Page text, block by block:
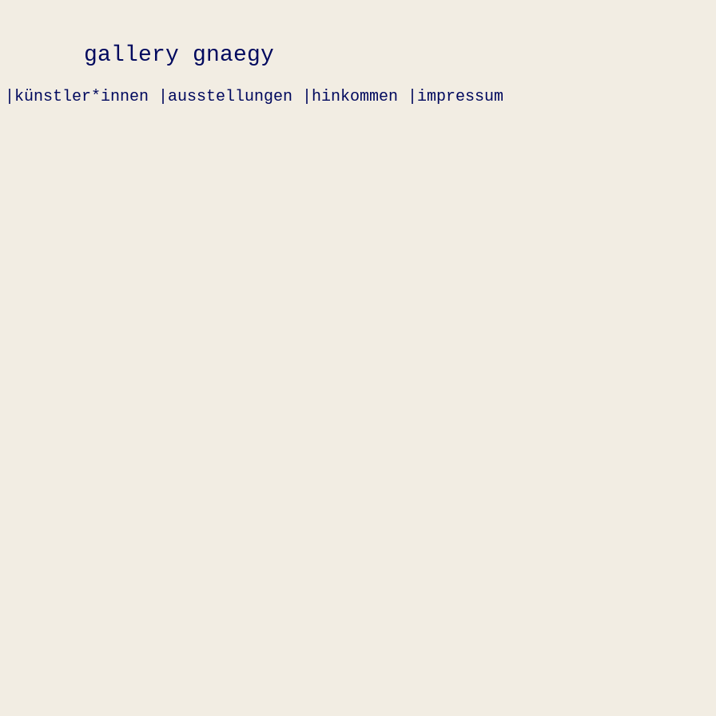
gallery gnaegy
künstler*innen | ausstellungen | hinkommen | impressum